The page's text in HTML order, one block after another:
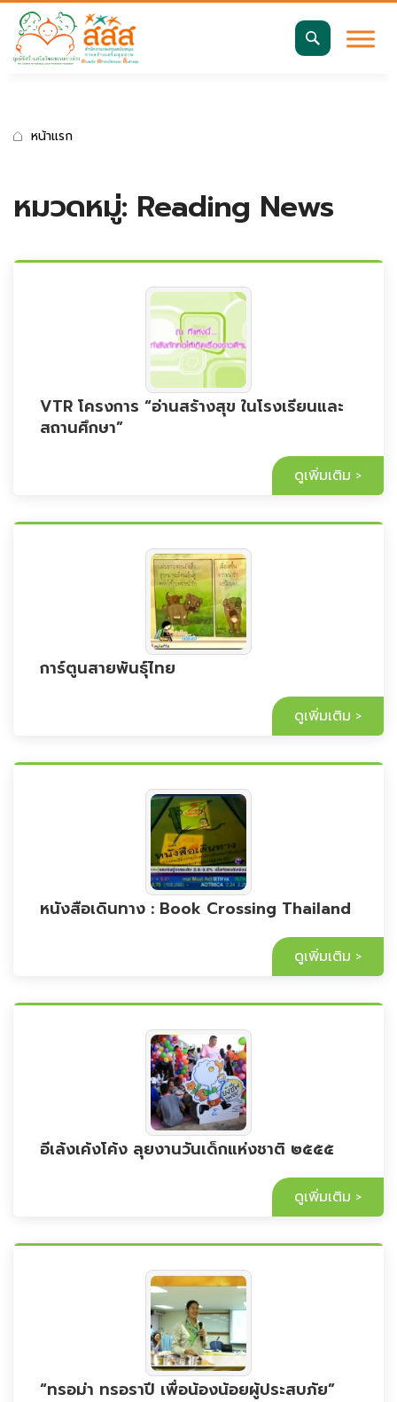
มาตรฐานการเข้าถึงเว็บ WCAG 2.2 AA
หน้าแรก
หมวดหมู่: Reading News
VTR โครงการ “อ่านสร้างสุข ในโรงเรียนและ
สถานศึกษา”
ดูเพิ่มเติม
การ์ตูนสายพันธุ์ไทย
ดูเพิ่มเติม
หนังสือเดินทาง : Book Crossing Thailand
ดูเพิ่มเติม
อีเล้งเค้งโค้ง ลุยงานวันเด็กแห่งชาติ ๒๕๕๕
ดูเพิ่มเติม
“ทรอม่า ทรอราปี เพื่อน้องน้อยผู้ประสบภัย”